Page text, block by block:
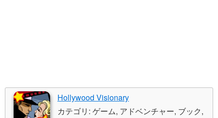
Hollywood Visionary
カテゴリ: ゲーム, アドベンチャー, ブック,